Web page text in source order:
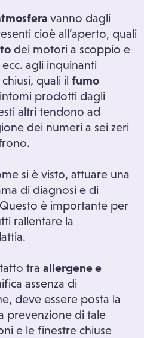
vanno dagli
cioè all’aperto, quali
dei motori a scoppio e
agli inquinanti
quali il fumo
prodotti dagli
altri tendono ad
dei numeri a sei zeri
si è visto, attuare una
di diagnosi e di
è importante per
rallentare la
tra allergene e
assenza di
deve essere posta la
prevenzione di tale
e le finestre chiuse